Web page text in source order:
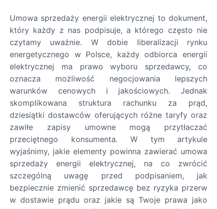
Umowa sprzedaży energii elektrycznej to dokument,
który każdy z nas podpisuje, a którego często nie
czytamy uważnie. W dobie liberalizacji rynku
energetycznego w Polsce, każdy odbiorca energii
elektrycznej ma prawo wyboru sprzedawcy, co
oznacza możliwość negocjowania lepszych
warunków cenowych i jakościowych. Jednak
skomplikowana struktura rachunku za prąd,
dziesiątki dostawców oferujących różne taryfy oraz
zawiłe zapisy umowne mogą przytłaczać
przeciętnego konsumenta. W tym artykule
wyjaśnimy, jakie elementy powinna zawierać umowa
sprzedaży energii elektrycznej, na co zwrócić
szczególną uwagę przed podpisaniem, jak
bezpiecznie zmienić sprzedawcę bez ryzyka przerw
w dostawie prądu oraz jakie są Twoje prawa jako